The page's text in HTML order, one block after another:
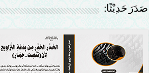
صَدَرَ حَدِيْثًا: